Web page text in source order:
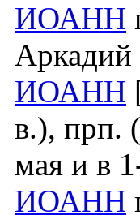
ИОАНН
Аркадий
ИОАНН
в.), прп.
мая и в
ИОАНН